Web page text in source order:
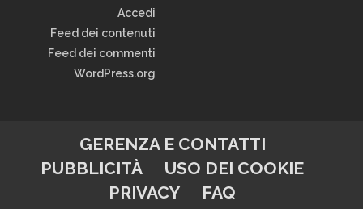
Accedi
Feed dei contenuti
Feed dei commenti
WordPress.org
GERENZA E CONTATTI
PUBBLICITÀ
USO DEI COOKIE
PRIVACY
FAQ